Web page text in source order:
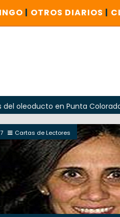
| OTROS DIARIOS |
en Punta Colorada
Cartas de Lectores